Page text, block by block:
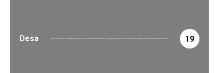
Desa 19